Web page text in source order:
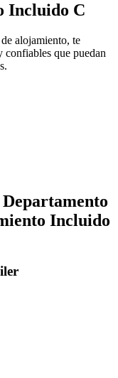
Incluido C
alojamiento, te
confiables que puedan
Incluido